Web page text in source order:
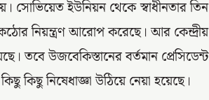
সোভিয়েত ইউনিয়ন থেকে স্বাধীনতার তিন
নিয়ন্ত্রণ আরোপ করেছে। আর কেন্দ্রীয়
তবে উজবেকিস্তানের বর্তমান প্রেসিডেন্ট
নিষেধাজ্ঞা উঠিয়ে নেয়া হয়েছে।